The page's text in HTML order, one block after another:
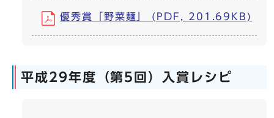
優秀賞「野菜麺」 (PDF, 201.69KB)
平成29年度（第5回）入賞レシピ